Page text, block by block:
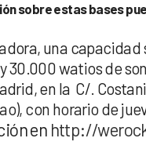
sobre estas bases
una
30.000 watios de
en la C/.
con horario de
en http://